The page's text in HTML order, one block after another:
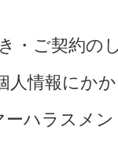
・ご契約の
人情報にか
ーハラスメ